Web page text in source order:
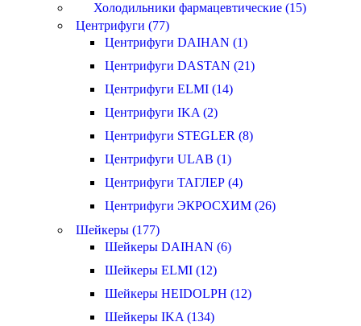
Холодильники фармацевтические (15)
Центрифуги (77)
Центрифуги DAIHAN (1)
Центрифуги DASTAN (21)
Центрифуги ELMI (14)
Центрифуги IKA (2)
Центрифуги STEGLER (8)
Центрифуги ULAB (1)
Центрифуги ТАГЛЕР (4)
Центрифуги ЭКРОСХИМ (26)
Шейкеры (177)
Шейкеры DAIHAN (6)
Шейкеры ELMI (12)
Шейкеры HEIDOLPH (12)
Шейкеры IKA (134)